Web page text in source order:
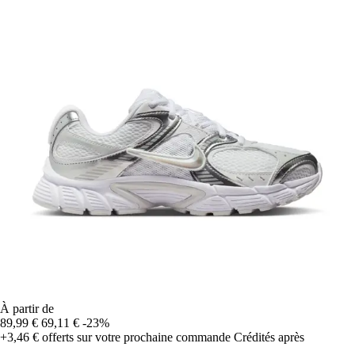
À partir de
89,99 € 69,11 € -23%
+3,46 € offerts sur votre prochaine commande Crédités après